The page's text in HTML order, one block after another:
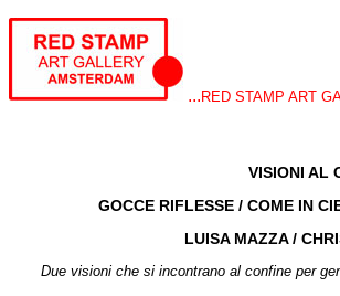
VISIONI AL
GOCCE RIFLESSE / COME IN
LUISA MAZZA /
Due visioni che si incontrano al confine per
... RED STAMP ART